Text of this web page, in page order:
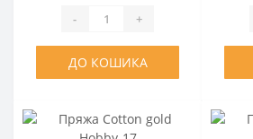
- +
ДО КОШИКА